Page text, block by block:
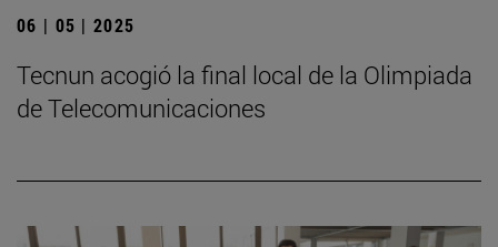
06 | 05 | 2025
­Tecnun acogió la final local de la Olimpiada
de Telecomunicaciones